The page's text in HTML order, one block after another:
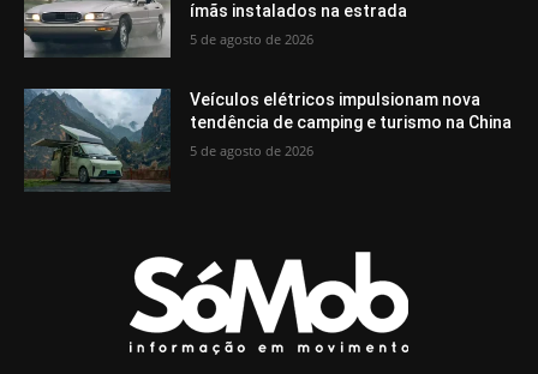
ímãs instalados na estrada
5 de agosto de 2026
Veículos elétricos impulsionam nova
tendência de camping e turismo na China
5 de agosto de 2026